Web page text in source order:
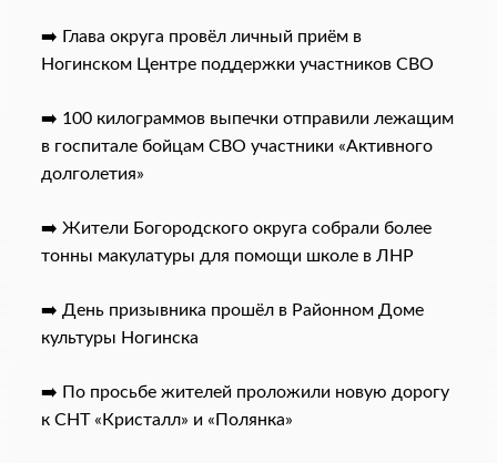
➡️ Глава округа провёл личный приём в
Ногинском Центре поддержки участников СВО
➡️ 100 килограммов выпечки отправили лежащим
в госпитале бойцам СВО участники «Активного
долголетия»
➡️ Жители Богородского округа собрали более
тонны макулатуры для помощи школе в ЛНР
➡️ День призывника прошёл в Районном Доме
культуры Ногинска
➡️ По просьбе жителей проложили новую дорогу
к СНТ «Кристалл» и «Полянка»